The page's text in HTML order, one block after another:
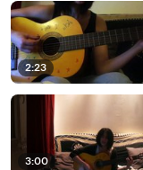
2:23
3:00